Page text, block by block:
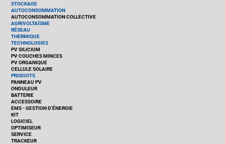
STOCKAGE
AUTOCONSOMMATION
AUTOCONSOMMATION COLLECTIVE
AGRIVOLTAÏSME
RÉSEAU
THERMIQUE
TECHNOLOGIES
PV SILICIUM
PV COUCHES MINCES
PV ORGANIQUE
CELLULE SOLAIRE
PRODUITS
PANNEAU PV
ONDULEUR
BATTERIE
ACCESSOIRE
EMS - GESTION D'ÉNERGIE
KIT
LOGICIEL
OPTIMISEUR
SERVICE
TRACKEUR